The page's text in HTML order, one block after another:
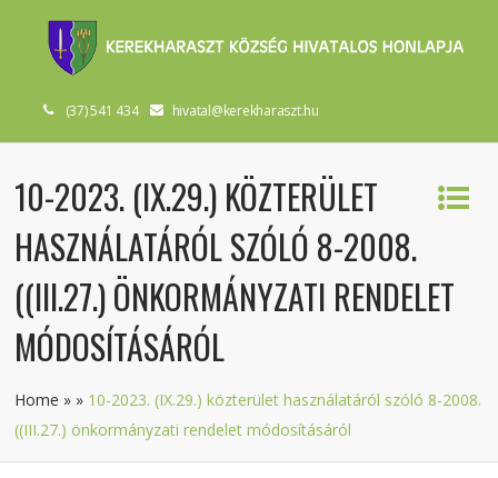
(37) 541 434 hivatal@kerekharaszt.hu
10-2023. (IX.29.) KÖZTERÜLET
HASZNÁLATÁRÓL SZÓLÓ 8-2008.
((III.27.) ÖNKORMÁNYZATI RENDELET
MÓDOSÍTÁSÁRÓL
Home » » 10-2023. (IX.29.) közterület használatáról szóló 8-2008.
((III.27.) önkormányzati rendelet módosításáról